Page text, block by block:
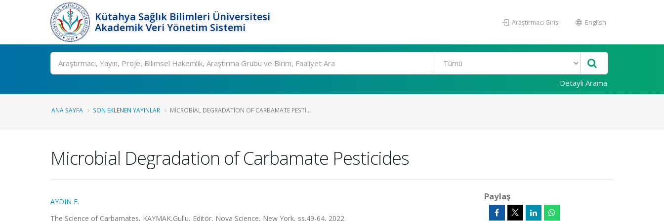
Kütahya Sağlık Bilimleri Üniversitesi
Akademik Veri Yönetim Sistemi
Araştırmacı Girişi English
Ara
Detaylı Arama
ANA SAYFA SON EKLENEN YAYINLAR MICROBIAL DEGRADATION OF CARBAMATE PESTI...
Microbial Degradation of Carbamate Pesticides
AYDIN E.
The Science of Carbamates, KAYMAK,Gullu, Editör, Nova Science, New York, ss.49-64, 2022
Paylaş